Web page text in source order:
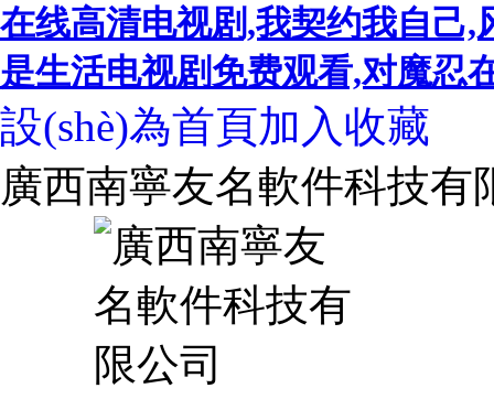
在线高清电视剧,我契约我自己
是生活电视剧免费观看,对魔忍
設(shè)為首頁加入收藏
廣西南寧友名軟件科技有